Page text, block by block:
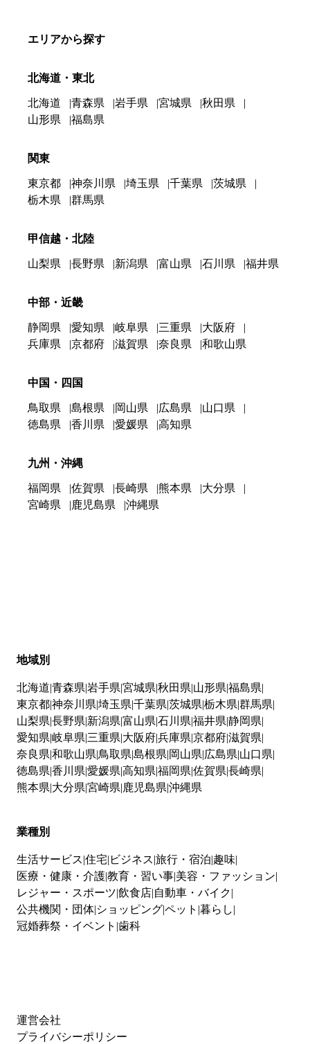
エリアから探す
北海道・東北
北海道 青森県 岩手県 宮城県
秋田県
山形県
福島県
関東
東京都 神奈川県 埼玉県 千葉県
茨城県
栃木県
群馬県
甲信越・北陸
山梨県 長野県 新潟県 富山県 石川県 福井県
中部・近畿
静岡県 愛知県 岐阜県 三重県
大阪府
兵庫県
京都府 滋賀県 奈良県 和歌山県
中国・四国
鳥取県 島根県 岡山県 広島県
山口県
徳島県
香川県 愛媛県 高知県
九州・沖縄
福岡県 佐賀県 長崎県 熊本県
大分県
宮崎県
鹿児島県 沖縄県
地域別
北海道 青森県 岩手県 宮城県 秋田県 山形県 福島県
東京都神奈川県 埼玉県 千葉県 茨城県 栃木県 群馬県
山梨県 長野県 新潟県 富山県 石川県 福井県 静岡県
愛知県 岐阜県 三重県 大阪府兵庫県 京都府滋賀県
奈良県 和歌山県 鳥取県 島根県 岡山県 広島県 山口県
徳島県 香川県 愛媛県 高知県 福岡県 佐賀県 長崎県
熊本県 大分県 宮崎県 鹿児島県 沖縄県
業種別
生活サービス 住宅 ビジネス 旅行・宿泊 趣味
医療・健康・介護教育・習い事 美容・ファッション
レジャー・スポーツ 飲食店 自動車・バイク
公共機関・団体 ショッピングペット 暮らし
冠婚葬祭・イベント 歯科
運営会社
プライバシーポリシー